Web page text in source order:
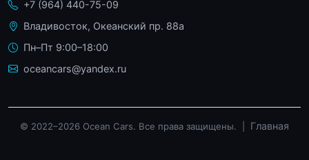
+7 (964) 440-75-09
Владивосток, Океанский пр. 88а
Пн–Пт 9:00–18:00
oceancars@yandex.ru
© 2022–2026 Ocean Cars. Все права защищены. | Главная